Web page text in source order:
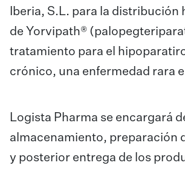
Iberia, S.L. para la distribución
de Yorvipath®
tratamiento para el
crónico, una enfermedad rara
Logista Pharma se encargará
almacenamiento, preparación
y posterior entrega de los